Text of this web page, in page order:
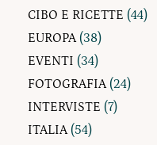
CIBO E RICETTE (44)
EUROPA(38)
EVENTI (34)
FOTOGRAFIA(24)
INTERVISTE (7)
ITALIA(54)